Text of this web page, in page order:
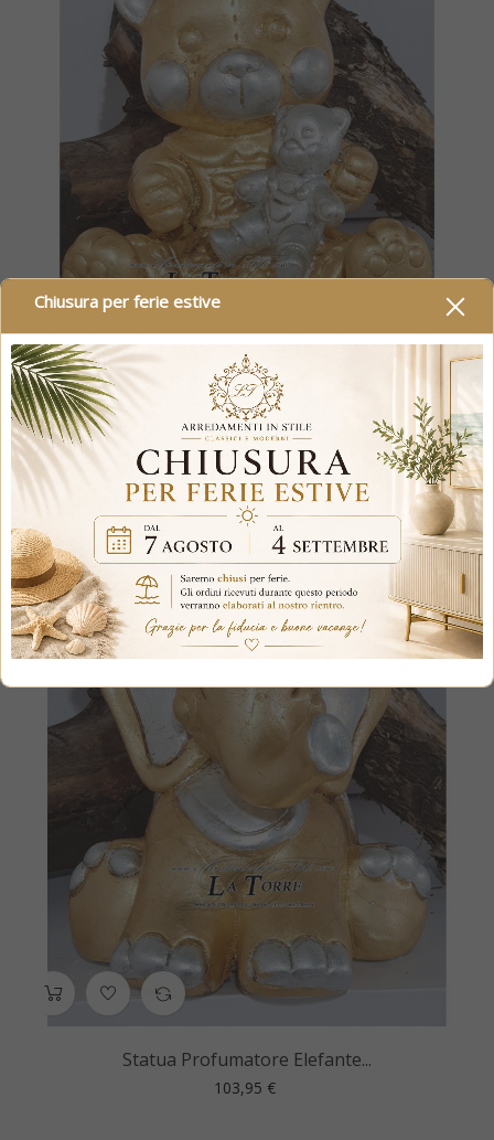
Chiusura per ferie estive
Statua Profumatore Orso...
Prezzo
103,95 €
Statua Profumatore Elefante...
Prezzo
103,95 €